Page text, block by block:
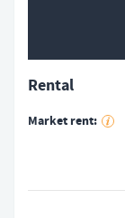
Rental
Market rent